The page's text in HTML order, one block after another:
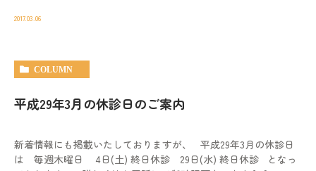
2017.03.06
COLUMN
平成29年3月の休診日のご案内
新着情報にも掲載いたしておりますが、 平成29年3月の休診日
は 毎週木曜日 4日(土) 終日休診 29日(水) 終日休診 となっ